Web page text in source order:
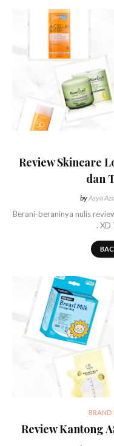
Review Skincare
dan
byAsya
Berani-beraninya nulis
. XD
BRAND
Review Kantong